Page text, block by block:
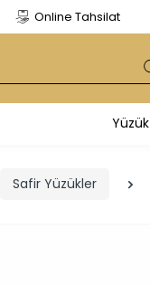
Online Tahsilat
Yüzük
Safir Yüzükler